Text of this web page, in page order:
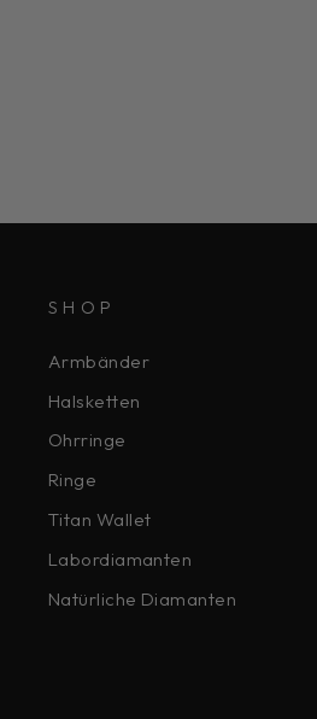
SHOP
Armbänder
Halsketten
Ohrringe
Ringe
Titan Wallet
Labordiamanten
Natürliche Diamanten